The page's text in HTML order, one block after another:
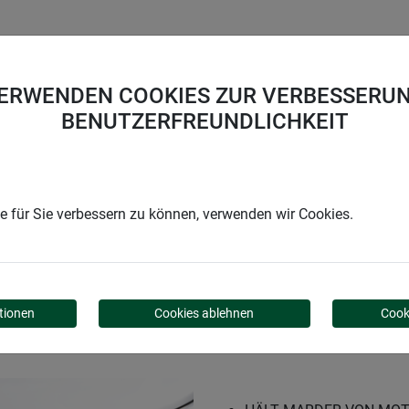
NO
COOKIES ZUR
BENUTZERFREUNDLICHKEIT
für Sie verbessern zu können, verwenden wir Cookies.
Cookies ablehnen